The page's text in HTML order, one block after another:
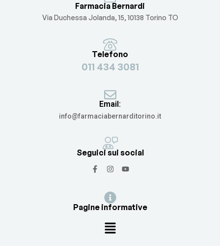
Farmacia Bernardi
Via Duchessa Jolanda, 15, 10138 Torino TO
Telefono
011 434 3081
Email:
info@farmaciabernarditorino.it
Seguici sui social
Pagine informative